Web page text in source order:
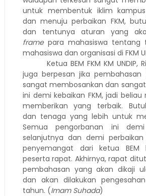
untuk membentuk iklim
dan menuju perbaikan FKM,
dan tentunya aturan yang
framepara mahasiswa tentang
mahasiswa dan organisasi di FKM
Ketua BEM FKM KM UNDIP,
juga berpesan jika
sangat membosankan dan
ini demi kebaikan FKM, jadi
memberikan yang terbaik.
dan tenaga yang lebih untuk
Semua pengorbanan ini
selanjutnya dan demi perbaikan
penyemangat dari ketua BEM
peserta rapat. Akhirnya, rapat
pembahasan yang akan dikaji
dan akan dilakukan
tahun. (Imam Suhada)